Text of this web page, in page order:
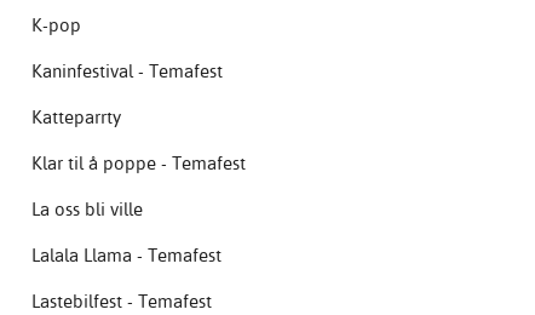
K-pop
Kaninfestival - Temafest
Katteparrty
Klar til å poppe - Temafest
La oss bli ville
Lalala Llama - Temafest
Lastebilfest - Temafest